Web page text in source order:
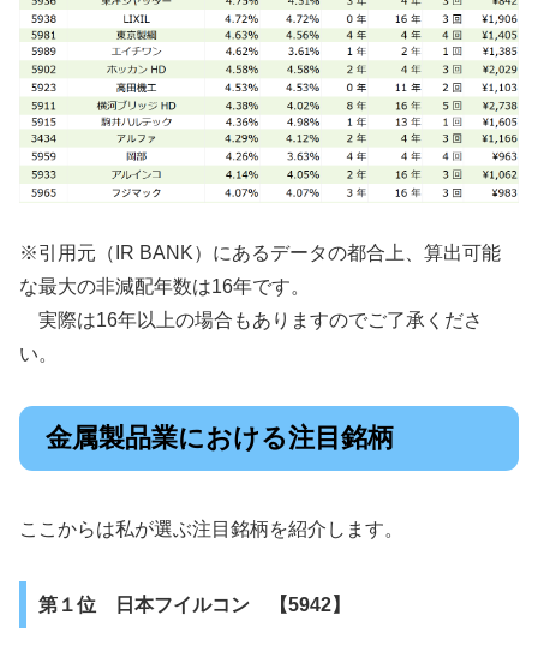
※引用元（IR BANK）にあるデータの都合上、算出可能
な最大の非減配年数は16年です。
実際は16年以上の場合もありますのでご了承くださ
い。
金属製品業における注目銘柄
ここからは私が選ぶ注目銘柄を紹介します。
第１位 日本フイルコン 【5942】